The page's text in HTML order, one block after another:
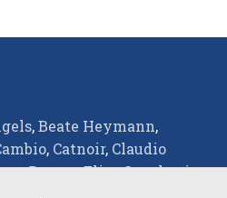
,Beate Heymann,
, Catnoir, Claudio
,Desoto,Elisa Cavaletti,